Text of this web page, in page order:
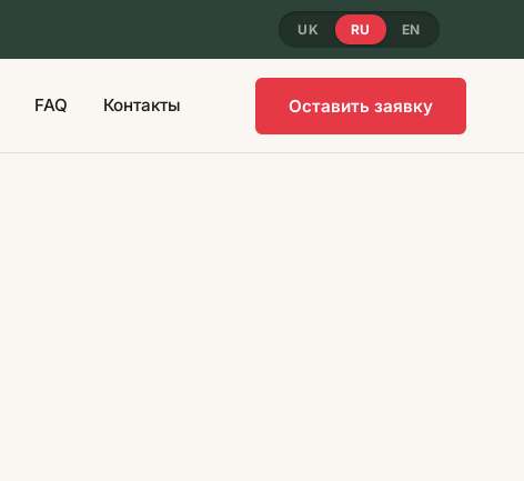
UK RU EN
FAQ Контакты Оставить заявку